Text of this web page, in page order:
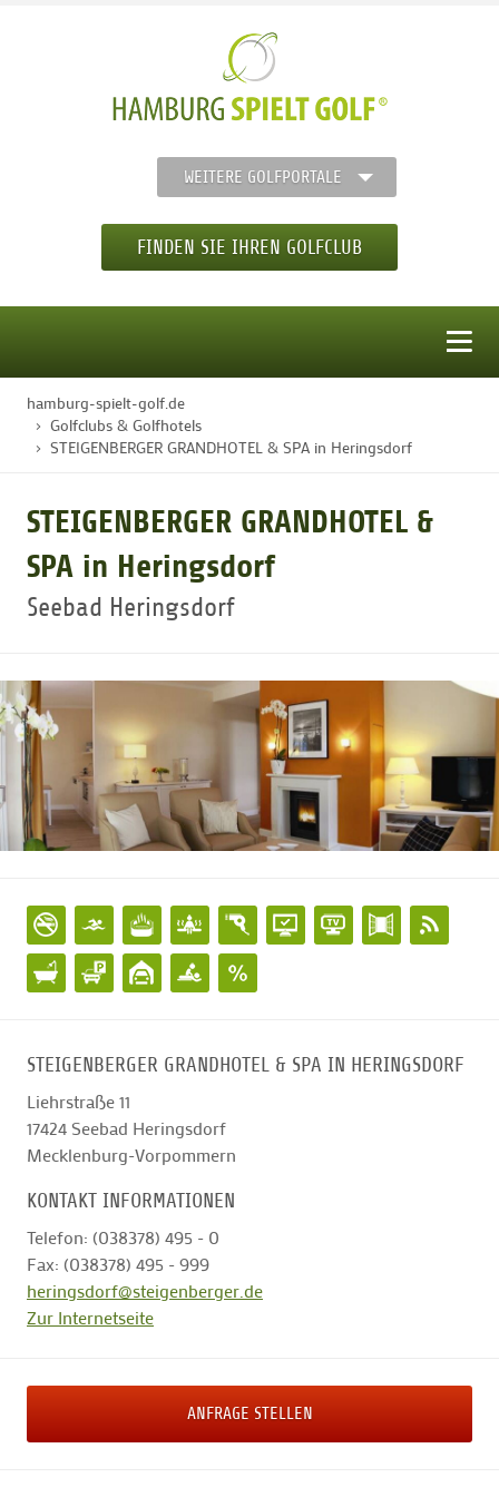
WEITERE GOLFPORTALE
FINDEN SIE IHREN GOLFCLUB
STARTSEITE
GOLFTURNIERE
MITGLIEDSCHAFT
GOLF NEWS
GOLFEINSTEIGER
GOLFHOTELS
hamburg-spielt-golf.de
Golfclubs & Golfhotels
STEIGENBERGER GRANDHOTEL & SPA in Heringsdorf
STEIGENBERGER GRANDHOTEL &
SPA in Heringsdorf
Seebad Heringsdorf
STEIGENBERGER GRANDHOTEL & SPA IN HERINGSDORF
Liehrstraße 11
17424 Seebad Heringsdorf
Mecklenburg-Vorpommern
KONTAKT INFORMATIONEN
Telefon: (038378) 495 - 0
Fax: (038378) 495 - 999
heringsdorf@steigenberger.de
Zur Internetseite
ANFRAGE STELLEN